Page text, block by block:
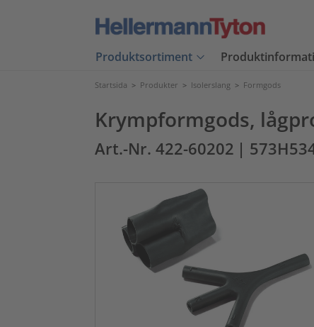
Produktsortiment
Startsida > Produkter > Isolerslang > Formgods
Krympformgods,
Art.-Nr. 422-60202 |